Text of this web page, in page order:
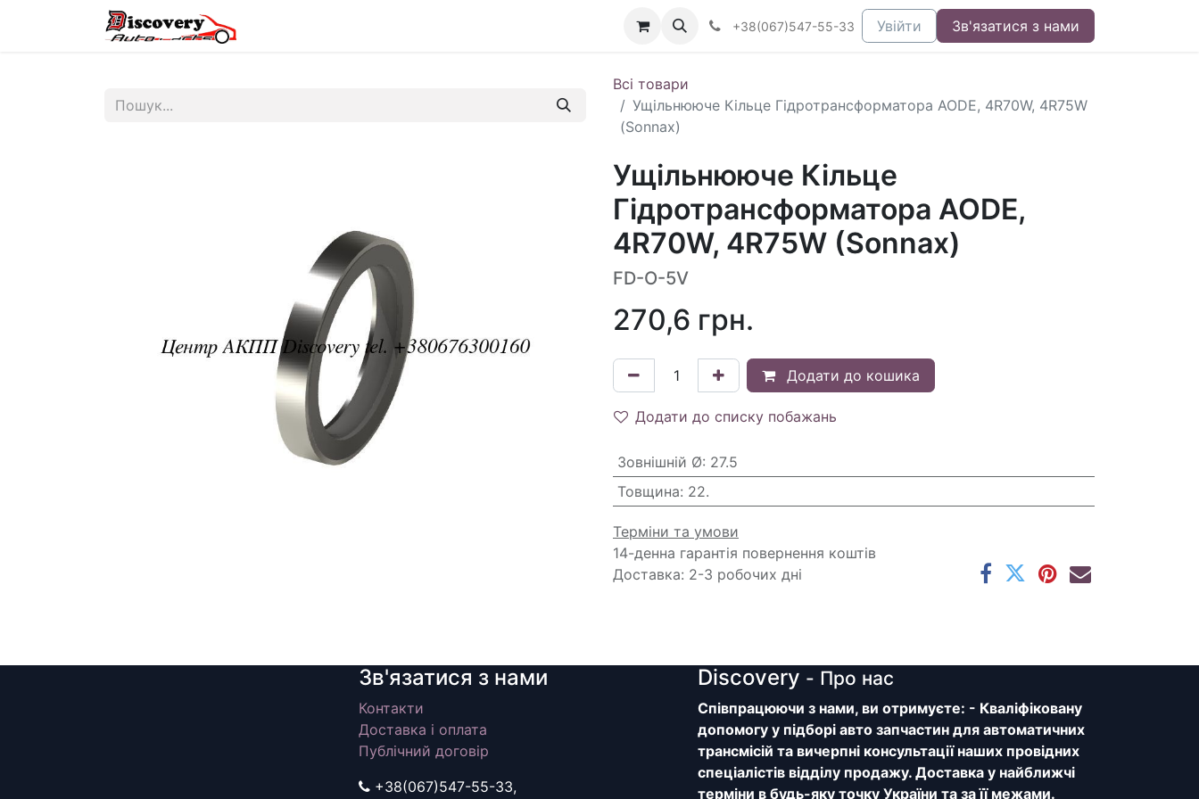
+38(067)547-55-33 Увійти Зв'язатися з нами
Всі товари
Ущільнююче Кільце Гідротрансформатора AODE, 4R70W, 4R75W
(Sonnax)
Ущільнююче Кільце
Гідротрансформатора AODE,
4R70W, 4R75W (Sonnax)
FD-O-5V
270,6 грн.
Додати до кошика
Додати до списку побажань
Зовнішній Ø: 27.5
Товщина: 22.
Терміни та умови
14-денна гарантія повернення коштів
Доставка: 2-3 робочих дні
Зв'язатися з нами
Контакти
Доставка і оплата
Публічний договір
+38(067)547-55-33,
Discovery - Про нас
Співпрацюючи з нами, ви отримуєте: - Кваліфіковану
допомогу у підборі авто запчастин для автоматичних
трансмісій та вичерпні консультації наших провідних
спеціалістів відділу продажу. Доставка у найближчі
терміни в будь-яку точку України та за її межами.